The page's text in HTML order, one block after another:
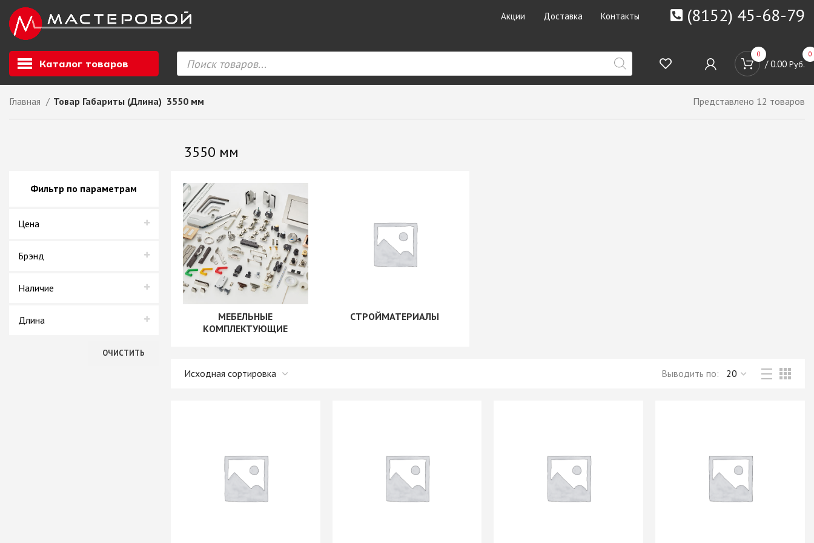
Акции Доставка Контакты (8152) 45-68-79
Каталог товаров
Листовой материал
полотна, кромка
Ф.п. + кромка
Компакт ламинат HPL
ЛДСП
СКИФ
СОЮЗ // ВСЕ ИЗДЕЛИЯ
ХДФ
+ еще 4 категории
Кухонные
Плинтуса для столешниц
Смесители GranFest
Стекло каленое
+ еще 1 категории
Кромочные материалы
Ручки мебельные
Профиль GOLA (Opes)
Ручки мебельные AMIX
Крепеж для
шариковые 35мм/ххх
Трубные системы
ТРУБА 30 х 15 мм И
0 0
/ 0.00 Руб.
Главная Товар Габариты (Длина) 3550 мм Представлено 12 товаров
3550 мм
Фильтр по параметрам
Цена
Брэнд
Наличие
Длина
ОЧИСТИТЬ
МЕБЕЛЬНЫЕ
КОМПЛЕКТУЮЩИЕ
СТРОЙМАТЕРИАЛЫ
Выводить по: